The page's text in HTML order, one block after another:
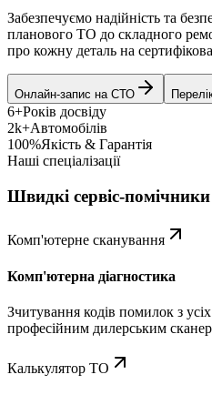
Забезпечуємо надійність та
планового ТО до складного
про кожну деталь на
Онлайн-запис на СТО
6+Років досвіду
2k+Автомобілів
100%Якість & Гарантія
Наші спеціалізації
Швидкі сервіс-помічники
Комп'ютерне сканування
Комп'ютерна діагностика
Зчитування кодів помилок з
професійним дилерським
Калькулятор ТО